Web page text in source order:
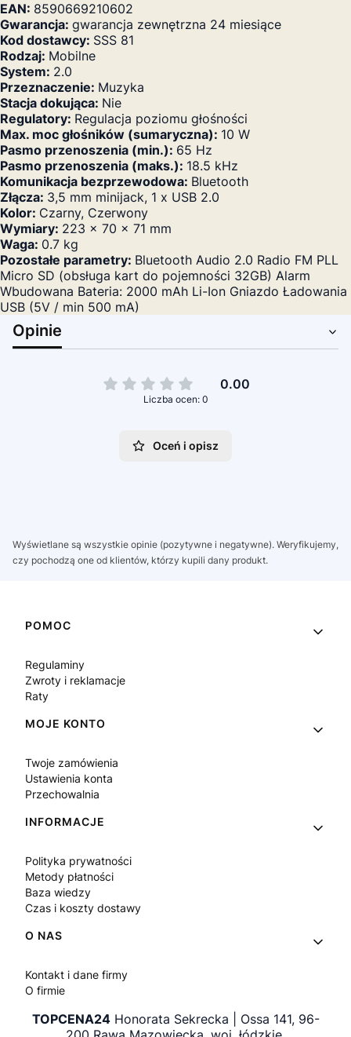
EAN: 8590669210602
Gwarancja: gwarancja zewnętrzna 24 miesiące
Kod dostawcy: SSS 81
Rodzaj: Mobilne
System: 2.0
Przeznaczenie: Muzyka
Stacja dokująca: Nie
Regulatory: Regulacja poziomu głośności
Max. moc głośników (sumaryczna): 10 W
Pasmo przenoszenia (min.): 65 Hz
Pasmo przenoszenia (maks.): 18.5 kHz
Komunikacja bezprzewodowa: Bluetooth
Złącza: 3,5 mm minijack, 1 x USB 2.0
Kolor: Czarny, Czerwony
Wymiary: 223 x 70 x 71 mm
Waga: 0.7 kg
Pozostałe parametry: Bluetooth Audio 2.0 Radio FM PLL
Micro SD (obsługa kart do pojemności 32GB) Alarm
Wbudowana Bateria: 2000 mAh Li-Ion Gniazdo Ładowania
USB (5V / min 500 mA)
Opinie
0.00
Liczba ocen: 0
Oceń i opisz
Wyświetlane są wszystkie opinie (pozytywne i negatywne). Weryfikujemy,
czy pochodzą one od klientów, którzy kupili dany produkt.
Linki w stopce
POMOC
Regulaminy
Zwroty i reklamacje
Raty
MOJE KONTO
Twoje zamówienia
Ustawienia konta
Przechowalnia
INFORMACJE
Polityka prywatności
Metody płatności
Baza wiedzy
Czas i koszty dostawy
O NAS
Kontakt i dane firmy
O firmie
TOPCENA24Honorata Sekrecka | Ossa 141, 96-